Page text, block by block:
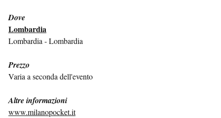
Dove
Lombardia
Lombardia - Lombardia
Prezzo
Varia a seconda dell'evento
Altre informazioni
www.milanopocket.it